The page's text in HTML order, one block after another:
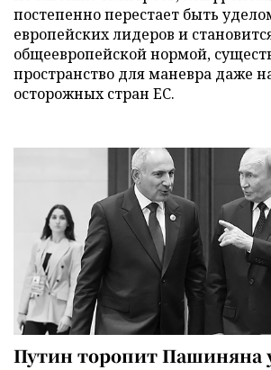
постепенно перестает быть
европейских лидеров и
общеевропейской нормой,
пространство для маневра даже
осторожных стран ЕС.
Путин торопит Пашиняна